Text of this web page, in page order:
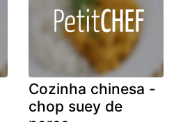
Cozinha chinesa -
chop suey de